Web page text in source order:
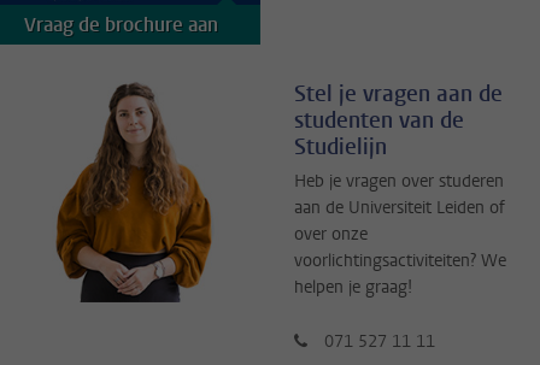
Vraag de brochure aan
Stel je vragen aan de
studenten van de
Studielijn
Heb je vragen over studeren
aan de Universiteit Leiden of
over onze
voorlichtingsactiviteiten? We
helpen je graag!
071 527 11 11